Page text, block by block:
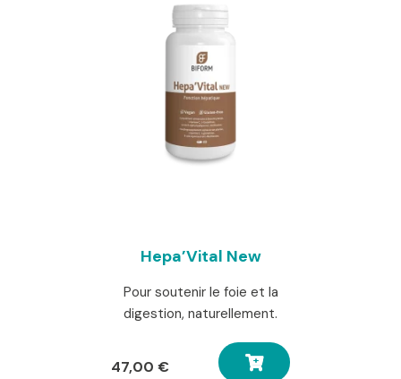
Hepa’Vital New
Pour soutenir le foie et la
digestion, naturellement.
47,00 €